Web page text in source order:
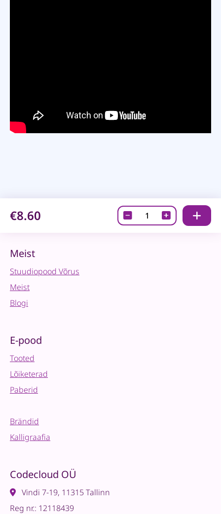
€8.60
Kuldamishelbed
komplektis
Meist
Stuudiopood Võrus
Meist
Blogi
E-pood
Tooted
Lõiketerad
Paberid
Brändid
Kalligraafia
Codecloud OÜ
Vindi 7-19, 11315 Tallinn
Reg nr.: 12118439